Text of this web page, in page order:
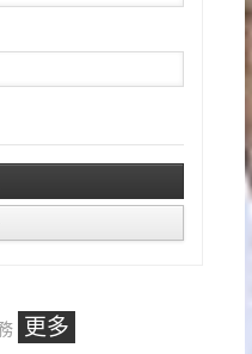
更多